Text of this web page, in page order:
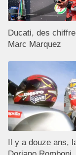
Ducati, des
Marc Marquez
Il y a douze ans,